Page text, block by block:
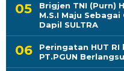
Brigjen TNI (Purn)
M.S.I Maju
Dapil SULTRA
Peringatan HUT
PT.PGUN